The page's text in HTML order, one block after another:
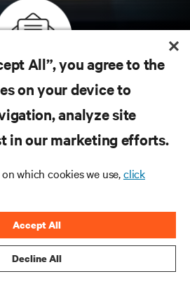
as últimas tendências em
tecnologia
regulares sobre os tópicos
indústria, com as discussões
de especialistas sobre
All”, you agree to the
on your device to
analyze site
in our marketing efforts.
which cookies we use,click
Decline All
Accept All